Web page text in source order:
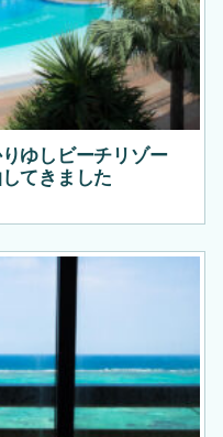
ゆしビーチリゾー
てきました